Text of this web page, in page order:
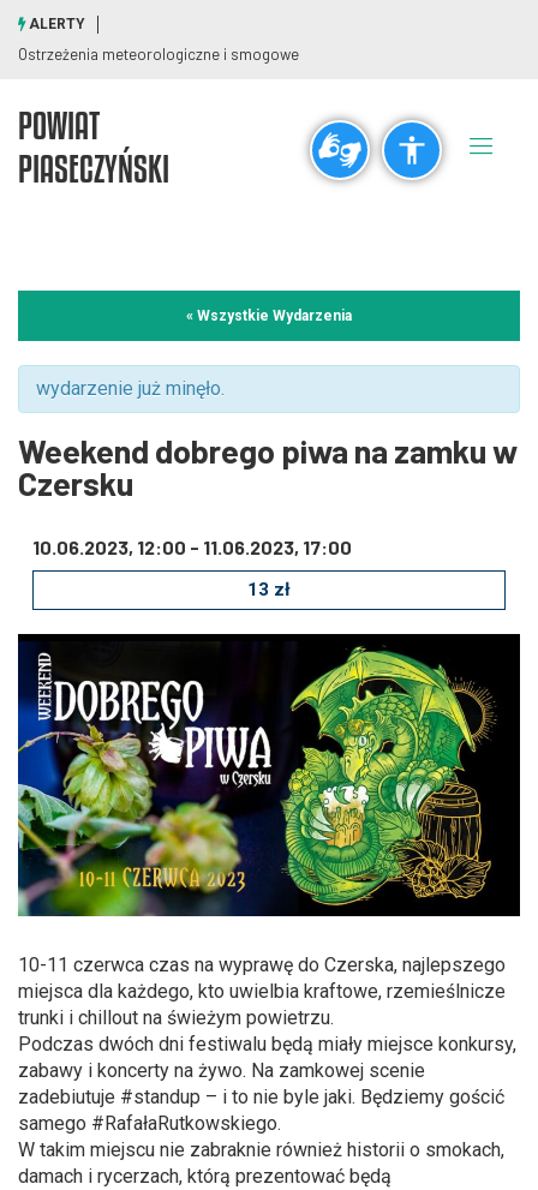
visibility_off title
Rozdzielczość
Czcionki
Zmniejsz czcionkę Zwiększ czcionkę
spellcheck
Kontrast kolorów
brightness_high
Jasny kontrast
brightness_low
Ciemny kontrast
Odnośniki
Podkreślanie odnośników Zaznacz odnośniki
cached
Zresetuj wszystkie opcje
accessibility
Deklaracja dostępności
ALERTY
Ostrzeżenia meteorologiczne i smogowe
POWIAT
PIASECZYŃSKI
« Wszystkie Wydarzenia
wydarzenie już minęło.
Weekend dobrego piwa na zamku w
Czersku
10.06.2023, 12:00 - 11.06.2023, 17:00
13 zł
10-11 czerwca czas na wyprawę do Czerska, najlepszego
miejsca dla każdego, kto uwielbia kraftowe, rzemieślnicze
trunki i chillout na świeżym powietrzu.
Podczas dwóch dni festiwalu będą miały miejsce konkursy,
zabawy i koncerty na żywo. Na zamkowej scenie
zadebiutuje #standup – i to nie byle jaki. Będziemy gościć
samego #RafałaRutkowskiego.
W takim miejscu nie zabraknie również historii o smokach,
damach i rycerzach, którą prezentować będą